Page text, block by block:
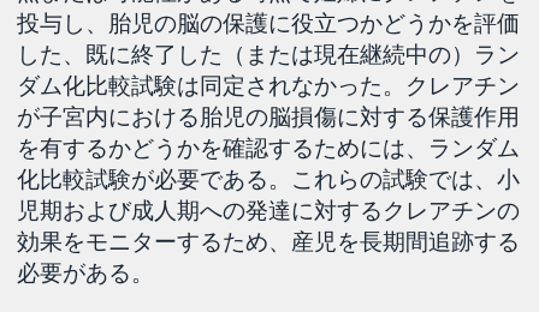
投与し、胎児の脳の保護に役立つかどうかを評価
した、既に終了した（または現在継続中の）ラン
ダム化比較試験は同定されなかった。クレアチン
が子宮内における胎児の脳損傷に対する保護作用
を有するかどうかを確認するためには、ランダム
化比較試験が必要である。これらの試験では、小
児期および成人期への発達に対するクレアチンの
効果をモニターするため、産児を長期間追跡する
必要がある。